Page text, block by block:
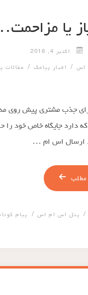
یا
اکتبر 4, 2016
اس / اخبار پیامک / مقالات
جذب مشتری پیش روی
که دارد جایگاه خاص خود
ارسال اس ام …
مطلب
پنل اس ام اس / پیام